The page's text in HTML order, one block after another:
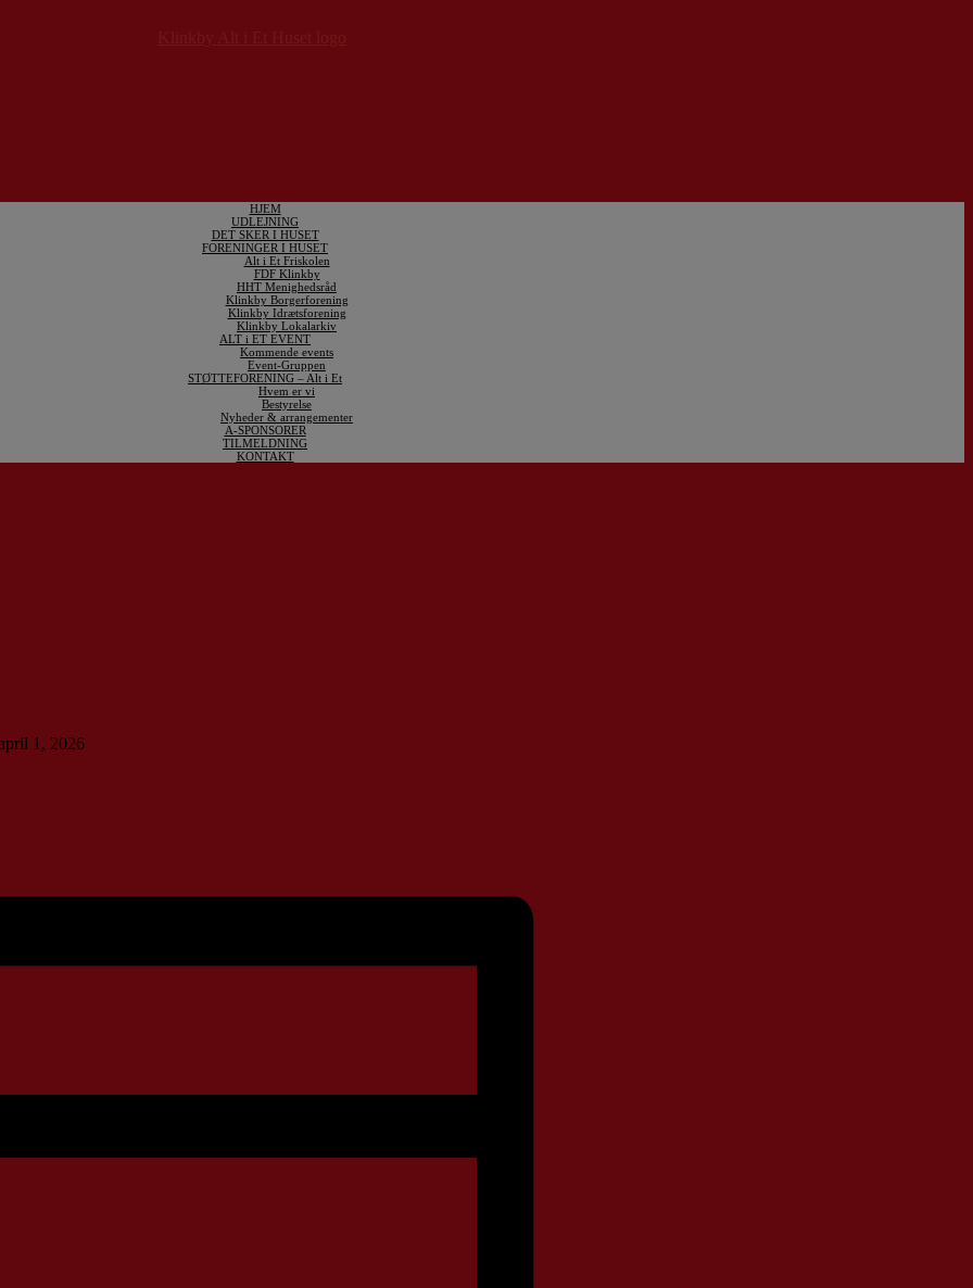
HJEM
UDLEJNING
DET SKER I HUSET
FORENINGER I HUSET
Alt i Et Friskolen
FDF Klinkby
HHT Menighedsråd
Klinkby Borgerforening
Klinkby Idrætsforening
Klinkby Lokalarkiv
ALT i ET EVENT
Kommende events
Event-Gruppen
STØTTEFORENING – Alt i Et
Hvem er vi
Bestyrelse
Nyheder & arrangementer
A-SPONSORER
TILMELDNING
KONTAKT
1, 2026